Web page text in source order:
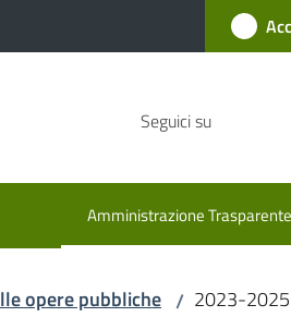
Seguici su
Amministrazione Trasparente
Menu selezionato
opere pubbliche / 2023-2025